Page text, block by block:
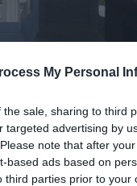
My Personal
the sale, sharing to third
targeted advertising by
note that after
based ads based on
third parties prior to
για την Άνδρο το
Τίνα Τσούτσου
πουθενά…